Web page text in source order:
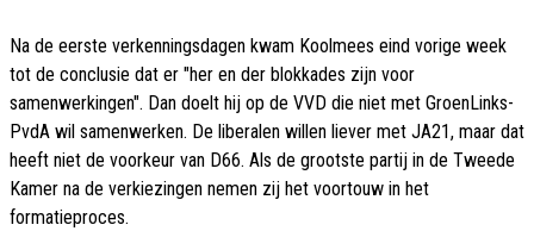
Na de eerste verkenningsdagen kwam Koolmees eind vorige week
tot de conclusie dat er "her en der blokkades zijn voor
samenwerkingen". Dan doelt hij op de VVD die niet met GroenLinks-
PvdA wil samenwerken. De liberalen willen liever met JA21, maar dat
heeft niet de voorkeur van D66. Als de grootste partij in de Tweede
Kamer na de verkiezingen nemen zij het voortouw in het
formatieproces.